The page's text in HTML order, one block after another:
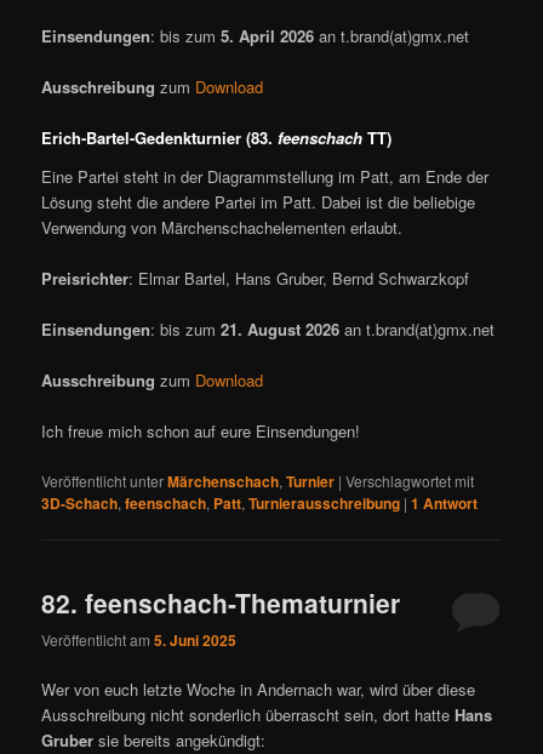
Einsendungen: bis zum5. April 2026 an t.brand(at)gmx.net
Ausschreibung zum Download
Erich-Bartel-Gedenkturnier (83.feenschach TT)
Eine Partei steht in der Diagrammstellung im Patt, am Ende der
Lösung steht die andere Partei im Patt. Dabei ist die beliebige
Verwendung von Märchenschachelementen erlaubt.
Preisrichter: Elmar Bartel, Hans Gruber, Bernd Schwarzkopf
Einsendungen: bis zum21. August 2026 an t.brand(at)gmx.net
Ausschreibung zum Download
Ich freue mich schon auf eure Einsendungen!
Veröffentlicht unterMärchenschach,Turnier |Verschlagwortet mit
3D-Schach,feenschach, Patt,Turnierausschreibung |1 Antwort
82. feenschach-Thematurnier
Veröffentlicht am5. Juni 2025
Wer von euch letzte Woche in Andernach war, wird über diese
Ausschreibung nicht sonderlich überrascht sein, dort hatte Hans
Gruber sie bereits angekündigt: